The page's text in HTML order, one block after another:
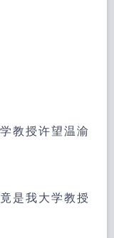
教授许望温渝
是我大学教授